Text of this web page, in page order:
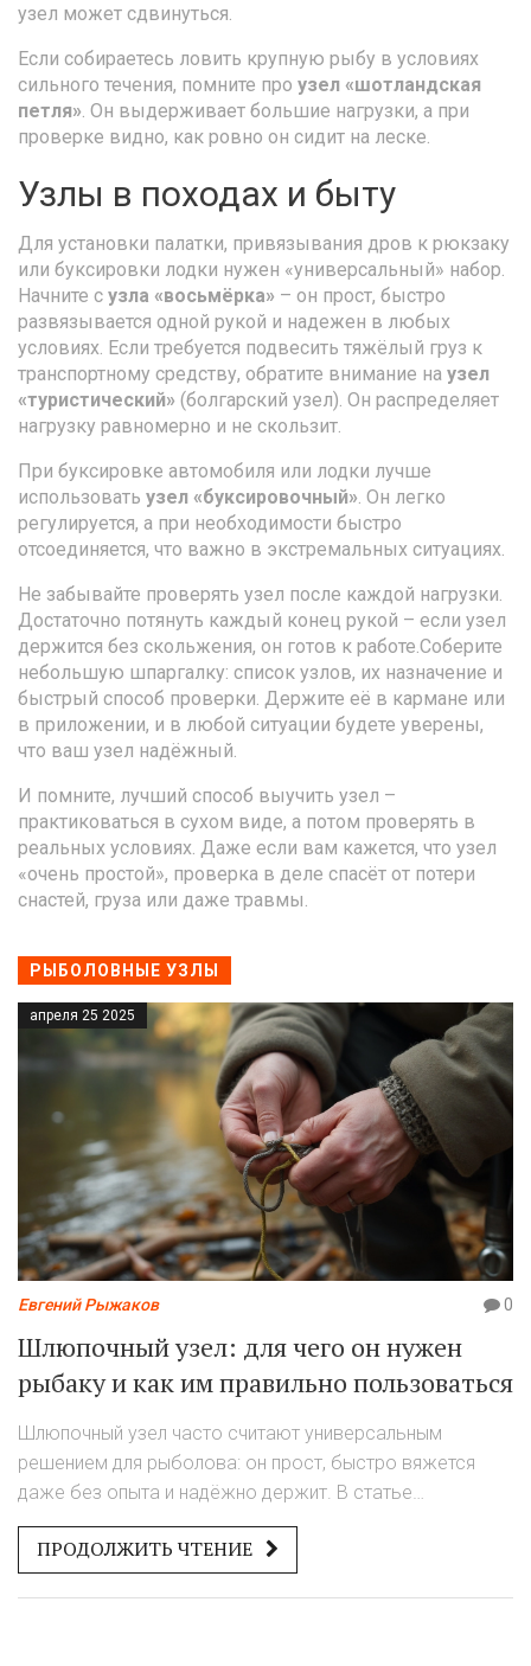
узел может сдвинуться.
Если собираетесь ловить крупную рыбу в условиях
сильного течения, помните про узел «шотландская
петля». Он выдерживает большие нагрузки, а при
проверке видно, как ровно он сидит на леске.
Узлы в походах и быту
Для установки палатки, привязывания дров к рюкзаку
или буксировки лодки нужен «универсальный» набор.
Начните с узла «восьмёрка» – он прост, быстро
развязывается одной рукой и надежен в любых
условиях. Если требуется подвесить тяжёлый груз к
транспортному средству, обратите внимание на узел
«туристический» (болгарский узел). Он распределяет
нагрузку равномерно и не скользит.
При буксировке автомобиля или лодки лучше
использовать узел «буксировочный». Он легко
регулируется, а при необходимости быстро
отсоединяется, что важно в экстремальных ситуациях.
Не забывайте проверять узел после каждой нагрузки.
Достаточно потянуть каждый конец рукой – если узел
держится без скольжения, он готов к работе.Соберите
небольшую шпаргалку: список узлов, их назначение и
быстрый способ проверки. Держите её в кармане или
в приложении, и в любой ситуации будете уверены,
что ваш узел надёжный.
И помните, лучший способ выучить узел –
практиковаться в сухом виде, а потом проверять в
реальных условиях. Даже если вам кажется, что узел
«очень простой», проверка в деле спасёт от потери
снастей, груза или даже травмы.
РЫБОЛОВНЫЕ УЗЛЫ
апреля 25 2025
Евгений Рыжаков 0
Шлюпочный узел: для чего он нужен
рыбаку и как им правильно пользоваться
Шлюпочный узел часто считают универсальным
решением для рыболова: он прост, быстро вяжется
даже без опыта и надёжно держит. В статье
разберёмся, зачем он реально нужен, где его
правильно применять, а где лучше выбрать другой
вариант. Приведём примеры, когда шлюпочный
ПРОДОЛЖИТЬ ЧТЕНИЕ